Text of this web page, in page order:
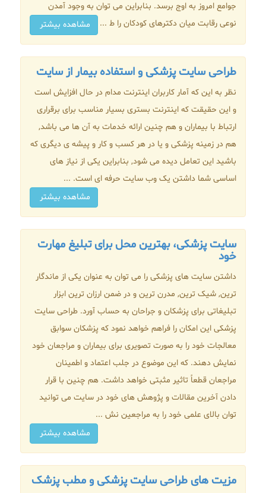
جوامع امروز به اوج برسد. بنابراین می توان به وجود آمدن
نوعی رقابت میان دکترهای کودکان را ط ...
مشاهده بیشتر
طراحی سایت پزشکی و استفاده بیمار از سایت
نظر به این که آمار کاربران اینترنت مدام در حال افزایش است
و این حقیقت که اینترنت بستری بسیار مناسب برای برقراری
ارتباط با بیماران و هم چنین ارائه خدمات به آن ها می باشد,
هم در زمینه پزشکی و یا در هر کسب و کار و پیشه ی دیگری که
باشید این تعامل دیده می شود, بنابراین یکی از نیاز های
اساسی شما داشتن یک وب سایت حرفه ای است. ...
مشاهده بیشتر
سایت پزشکی، بهترین محل برای تبلیغ مهارت
خود
داشتن سایت های پزشکی را می توان به عنوان یکی از ماندگار
ترین, شیک ترین, مدرن ترین و در ضمن ارزان ترین ابزار
تبلیغاتی برای پزشکان و جراحان به حساب آورد. طراحی سایت
پزشکی این امکان را فراهم خواهد نمود که پزشکان سوابق
معالجات خود را به صورت تصویری برای بیماران و مراجعان خود
نمایش دهند. که این موضوع در جلب اعتماد و اطمینان
مراجعان قطعاً تاثیر مثبتی خواهد داشت. هم چنین با قرار
دادن آخرین مقالات و پژوهش های خود در سایت می توانید
توان بالای علمی خود را به مراجعین نش ...
مشاهده بیشتر
مزیت های طراحی سایت پزشکی و مطب پزشک